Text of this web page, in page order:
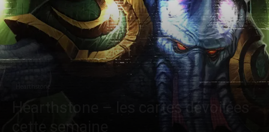
Hearthstone
Hearthstone – les cartes dévoilées
cette semaine